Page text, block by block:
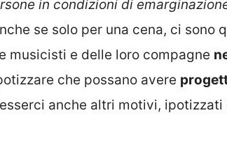
in condizioni di
se solo per una cena, ci sono
musicisti e delle loro compagne
che possano avere
anche altri motivi, ipotizzati